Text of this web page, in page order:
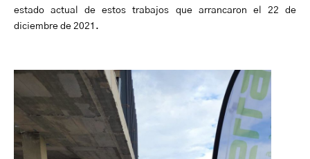
estado actual de estos trabajos que arrancaron el 22 de
diciembre de 2021.